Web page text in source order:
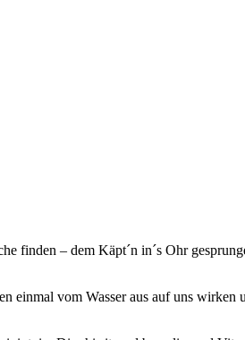
finden – dem Käpt´n in´s Ohr
vom Wasser aus auf uns